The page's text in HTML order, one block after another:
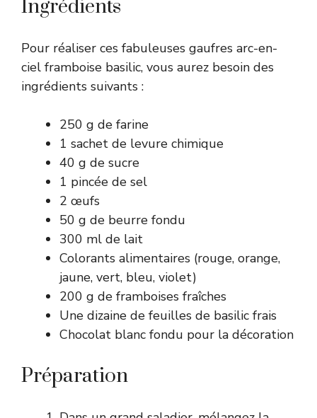
Ingrédients
Pour réaliser ces fabuleuses gaufres arc-en-
ciel framboise basilic, vous aurez besoin des
ingrédients suivants :
250 g de farine
1 sachet de levure chimique
40 g de sucre
1 pincée de sel
2 œufs
50 g de beurre fondu
300 ml de lait
Colorants alimentaires (rouge, orange,
jaune, vert, bleu, violet)
200 g de framboises fraîches
Une dizaine de feuilles de basilic frais
Chocolat blanc fondu pour la décoration
Préparation